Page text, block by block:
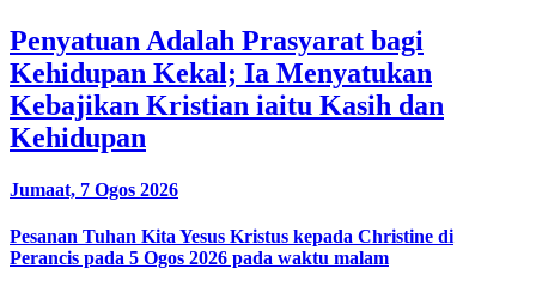
Penyatuan Adalah Prasyarat bagi
Kehidupan Kekal; Ia Menyatukan
Kebajikan Kristian iaitu Kasih dan
Kehidupan
Jumaat, 7 Ogos 2026
Pesanan Tuhan Kita Yesus Kristus kepada Christine di
Perancis pada 5 Ogos 2026 pada waktu malam